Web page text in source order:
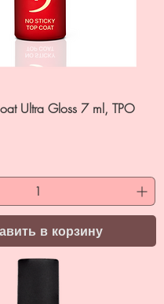
Ultra Gloss 7 ml, TPO
в корзину